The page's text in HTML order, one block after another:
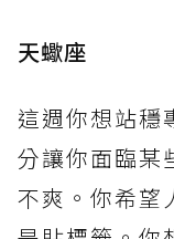
天蠍座
這週你想站穩
分讓你面臨
不爽。你希望